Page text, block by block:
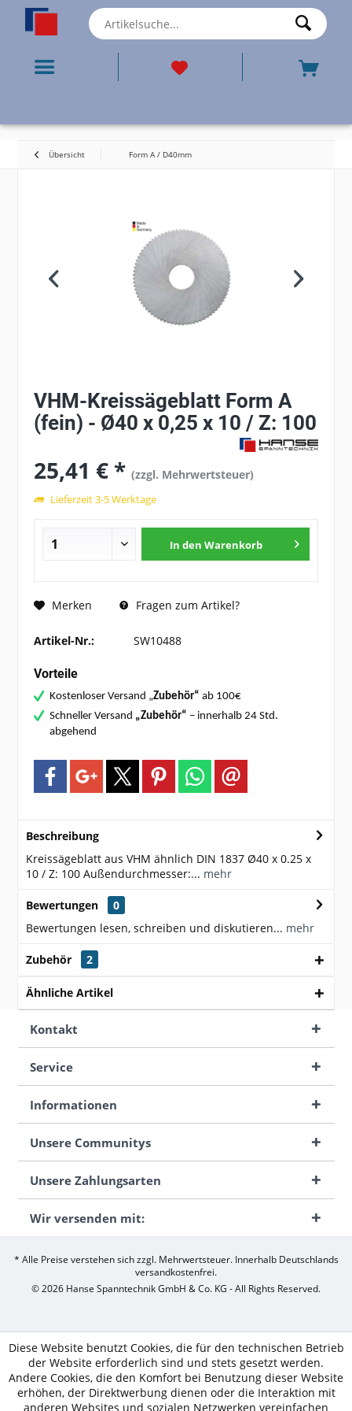
Übersicht Form A / D40mm
VHM-Kreissägeblatt Form A
(fein) - Ø40 x 0,25 x 10 / Z: 100
25,41 € *(zzgl. Mehrwertsteuer)
Lieferzeit 3-5 Werktage
In den Warenkorb
Merken Fragen zum Artikel?
Artikel-Nr.: SW10488
Vorteile
Kostenloser Versand „Zubehör“ ab 100€
Schneller Versand „Zubehör“ – innerhalb 24 Std.
abgehend
Beschreibung
Kreissägeblatt aus VHM ähnlich DIN 1837 Ø40 x 0.25 x
10 / Z: 100 Außendurchmesser:... mehr
Bewertungen
0
Bewertungen lesen, schreiben und diskutieren... mehr
Zubehör 2
Ähnliche Artikel
Kontakt
Service
Informationen
Unsere Communitys
Unsere Zahlungsarten
Wir versenden mit:
* Alle Preise verstehen sich zzgl. Mehrwertsteuer. Innerhalb Deutschlands
versandkostenfrei.
© 2026 Hanse Spanntechnik GmbH & Co. KG - All Rights Reserved.
Diese Website benutzt Cookies, die für den technischen Betrieb
der Website erforderlich sind und stets gesetzt werden.
Andere Cookies, die den Komfort bei Benutzung dieser Website
erhöhen, der Direktwerbung dienen oder die Interaktion mit
anderen Websites und sozialen Netzwerken vereinfachen